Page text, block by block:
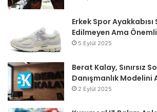
Erkek Spor
Edilmeyen Ama
5 Eylül 2025
Berat Kalay, Sınırsız
Danışmanlık Modelini
2 Eylül 2025